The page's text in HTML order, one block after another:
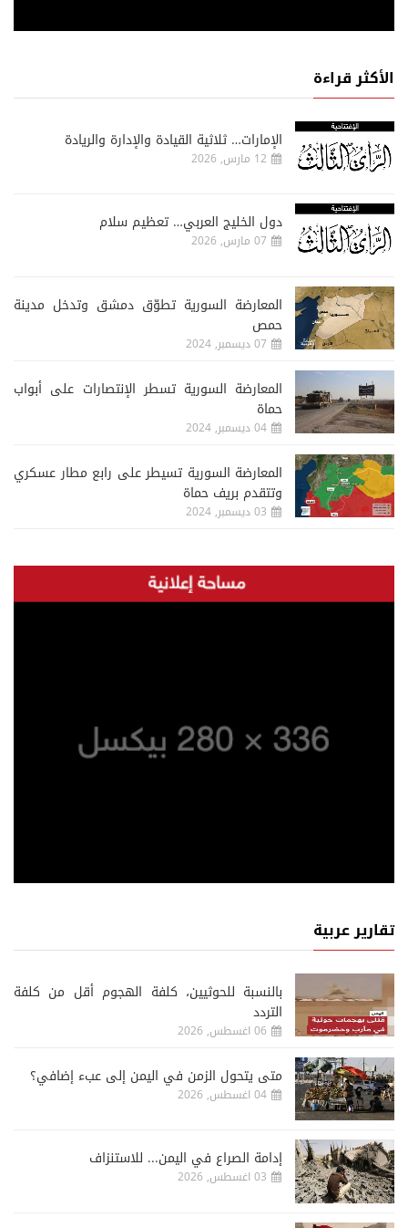
الأكثر قراءة
الإمارات… ثلاثية القيادة والإدارة والريادة
12 مارس, 2026
دول الخليج العربي… تعظيم سلام
07 مارس, 2026
المعارضة السورية تطوّق دمشق وتدخل مدينة
حمص
07 ديسمبر, 2024
المعارضة السورية تسطر الإنتصارات على أبواب
حماة
04 ديسمبر, 2024
المعارضة السورية تسيطر على رابع مطار عسكري
وتتقدم بريف حماة
03 ديسمبر, 2024
تقارير عربية
‏بالنسبة للحوثيين، كلفة الهجوم أقل من كلفة
التردد
06 اغسطس, 2026
متى يتحول الزمن في اليمن إلى عبء إضافي؟
04 اغسطس, 2026
إدامة الصراع في اليمن... للاستنزاف
03 اغسطس, 2026